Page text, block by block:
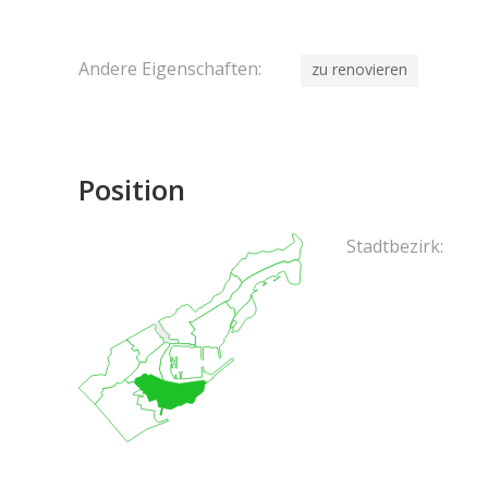
Andere Eigenschaften: zu renovieren
Position
Stadtbezirk: